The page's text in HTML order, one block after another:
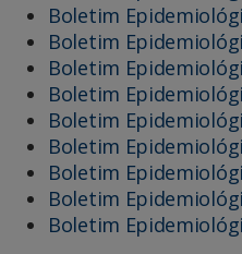
Boletim
Boletim
Boletim
Boletim
Boletim
Boletim
Boletim
Boletim
Boletim